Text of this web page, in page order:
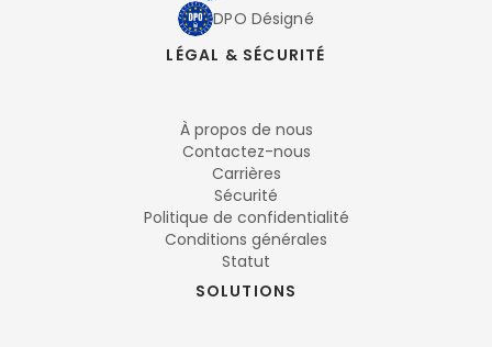
DPO Désigné
LÉGAL & SÉCURITÉ
À propos de nous
Contactez-nous
Carrières
Sécurité
Politique de confidentialité
Conditions générales
Statut
SOLUTIONS